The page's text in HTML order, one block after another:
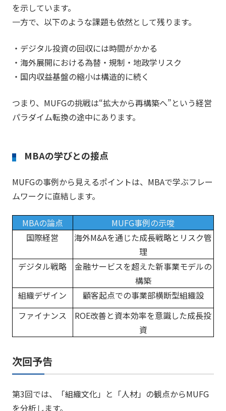
を示しています。
一方で、以下のような課題も依然として残ります。
・デジタル投資の回収には時間がかかる
・海外展開における為替・規制・地政学リスク
・国内収益基盤の縮小は構造的に続く
つまり、MUFGの挑戦は“拡大から再構築へ”という経営
パラダイム転換の途中にあります。
MBAの学びとの接点
MUFGの事例から見えるポイントは、MBAで学ぶフレー
ムワークに直結します。
MBAの論点
MUFG事例の示唆
国際経営
海外M&Aを通じた成長戦略とリスク管
理
デジタル戦略
金融サービスを超えた新事業モデルの
構築
組織デザイン
顧客起点での事業部横断型組織設
ファイナンス
ROE改善と資本効率を意識した成長投
資
次回予告
第3回では、「組織文化」と「人材」の観点からMUFG
を分析します。